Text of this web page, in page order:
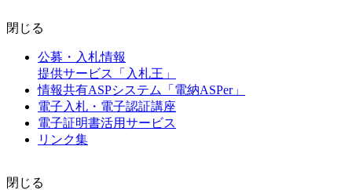
閉じる
公募・入札情報
提供サービス「入札王」
情報共有ASPシステム「電納ASPer」
電子入札・電子認証講座
電子証明書活用サービス
リンク集
閉じる